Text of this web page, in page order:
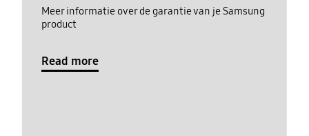
Meer informatie over de garantie van je Samsung
product
Read more